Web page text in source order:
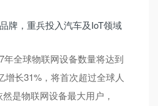
年全球物联网设备数量将达到
增长31%，将首次超过全球人
是物联网设备最大用户，